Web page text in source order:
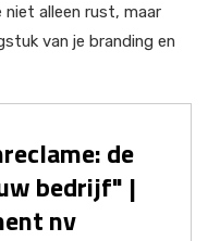
niet alleen rust, maar
van je branding en
de
bedrijf" |
nv